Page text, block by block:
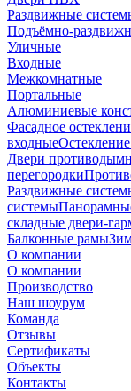
Раздвижные
Подъёмно-
Уличные
Входные
Межкомнатные
Портальные
Алюминиевые
Фасадное
входные
Двери
перегородки
Раздвижные
системы
складные двери-
Балконные рамы
О компании
О компании
Производство
Наш шоурум
Команда
Отзывы
Сертификаты
Объекты
Контакты